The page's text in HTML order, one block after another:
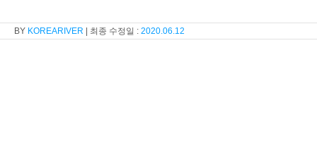
KOREARIVER 2020.06.12